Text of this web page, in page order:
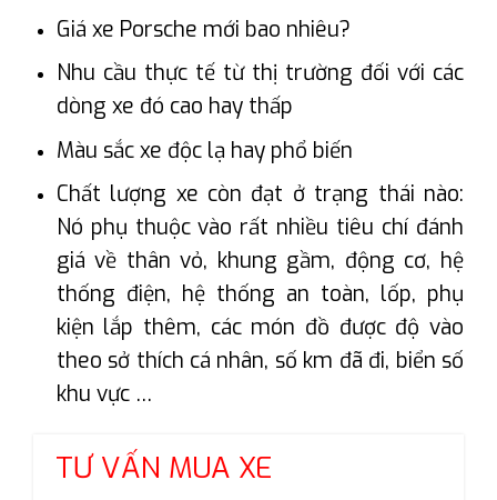
Giá xe Porsche mới bao nhiêu?
Nhu cầu thực tế từ thị trường đối với các
dòng xe đó cao hay thấp
Màu sắc xe độc lạ hay phổ biến
Chất lượng xe còn đạt ở trạng thái nào:
Nó phụ thuộc vào rất nhiều tiêu chí đánh
giá về thân vỏ, khung gầm, động cơ, hệ
thống điện, hệ thống an toàn, lốp, phụ
kiện lắp thêm, các món đồ được độ vào
theo sở thích cá nhân, số km đã đi, biển số
khu vực …
TƯ VẤN MUA XE